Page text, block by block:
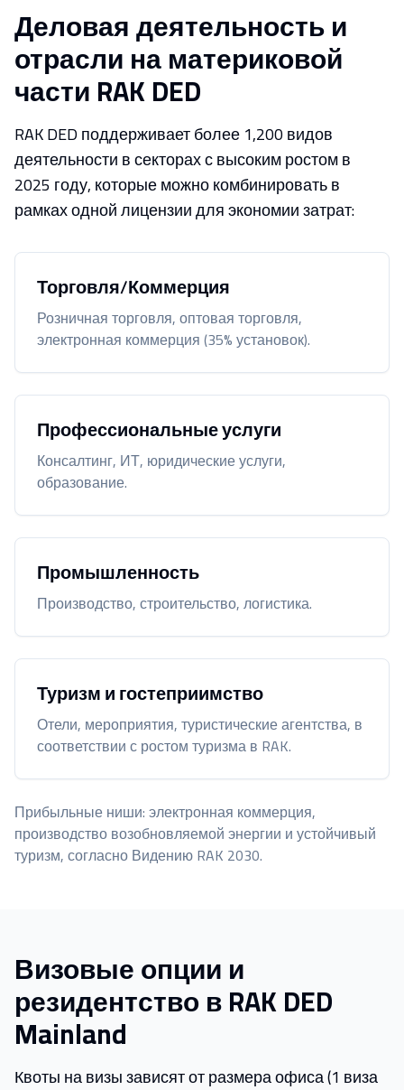
Деловая деятельность и
отрасли на материковой
части RAK DED
RAK DED поддерживает более 1,200 видов
деятельности в секторах с высоким ростом в
2025 году, которые можно комбинировать в
рамках одной лицензии для экономии затрат:
Торговля/Коммерция
Розничная торговля, оптовая торговля,
электронная коммерция (35% установок).
Профессиональные услуги
Консалтинг, ИТ, юридические услуги,
образование.
Промышленность
Производство, строительство, логистика.
Туризм и гостеприимство
Отели, мероприятия, туристические агентства, в
соответствии с ростом туризма в RAK.
Прибыльные ниши: электронная коммерция,
производство возобновляемой энергии и устойчивый
туризм, согласно Видению RAK 2030.
Визовые опции и
резидентство в RAK DED
Mainland
Квоты на визы зависят от размера офиса (1 виза